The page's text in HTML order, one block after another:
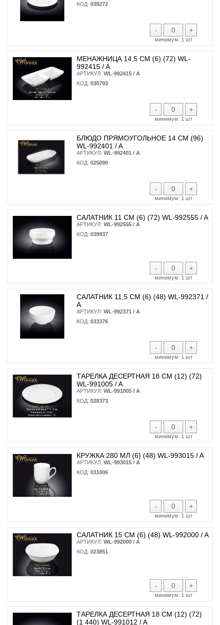
КОД: 039272
- +
минимум: 1 шт
МЕНАЖНИЦА 14,5 СМ (6) (72) WL-
992415 / A
АРТИКУЛ: WL-992415 / A
КОД: 030793
- +
минимум: 1 шт
БЛЮДО ПРЯМОУГОЛЬНОЕ 14 СМ (96)
WL-992401 / A
АРТИКУЛ: WL-992401 / A
КОД: 025090
- +
минимум: 1 шт
САЛАТНИК 11 СМ (6) (72) WL-992555 / A
АРТИКУЛ: WL-992555 / A
КОД: 039937
- +
минимум: 1 шт
САЛАТНИК 11,5 СМ (6) (48) WL-992371 /
A
АРТИКУЛ: WL-992371 / A
КОД: 033376
- +
минимум: 1 шт
ТАРЕЛКА ДЕСЕРТНАЯ 18 СМ (12) (72)
WL-991005 / A
АРТИКУЛ: WL-991005 / A
КОД: 028373
- +
минимум: 1 шт
КРУЖКА 280 МЛ (6) (48) WL-993015 / A
АРТИКУЛ: WL-993015 / A
КОД: 031006
- +
минимум: 1 шт
САЛАТНИК 15 СМ (6) (48) WL-992000 / A
АРТИКУЛ: WL-992000 / A
КОД: 023851
- +
минимум: 1 шт
ТАРЕЛКА ДЕСЕРТНАЯ 18 СМ (12) (72)
(1 440) WL-991012 / A